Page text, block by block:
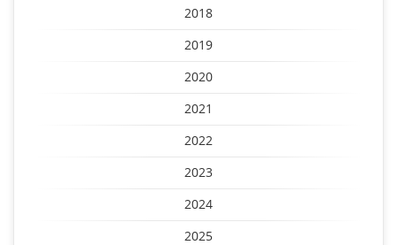
2018
2019
2020
2021
2022
2023
2024
2025